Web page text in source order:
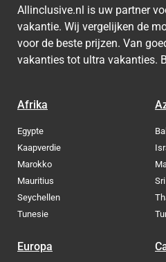
Allinclusive.nl is uw partner
vakantie. Wij vergelijken de
voor de beste prijzen. Van
vakanties tot ultra vakanties.
Afrika
Egypte
Kaapverdie
Marokko
Mauritius
Seychellen
Tunesie
Europa